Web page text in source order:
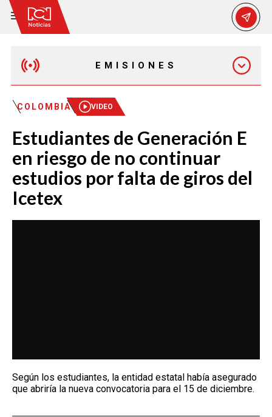
EMISIONES
MAÑANA EXPRESS
EMISIÓN 12:30 PM
EMISIÓN 7:00 PM
EMISIÓN 11:30 PM
COLOMBIA VIDEO
Estudiantes de Generación E
en riesgo de no continuar
estudios por falta de giros del
Icetex
Según los estudiantes, la entidad estatal había asegurado
que abriría la nueva convocatoria para el 15 de diciembre.